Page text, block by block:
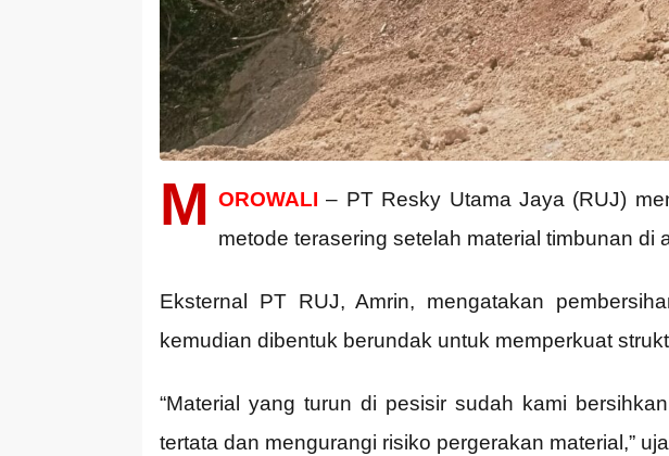
M OROWALI – PT Resky Utama Jaya (RUJ)
metode terasering setelah material timbunan
Eksternal PT RUJ, Amrin, mengatakan
kemudian dibentuk berundak untuk memperkuat
“Material yang turun di pesisir sudah kami
tertata dan mengurangi risiko pergerakan material,”